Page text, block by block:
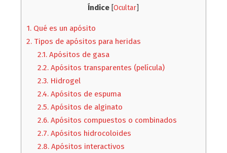
Índice [Ocultar]
1.Qué es un apósito
2.Tipos de apósitos para heridas
2.1. Apósitos de gasa
2.2. Apósitos transparentes (película)
2.3. Hidrogel
2.4. Apósitos de espuma
2.5. Apósitos de alginato
2.6. Apósitos compuestos o combinados
2.7. Apósitos hidrocoloides
2.8. Apósitos interactivos